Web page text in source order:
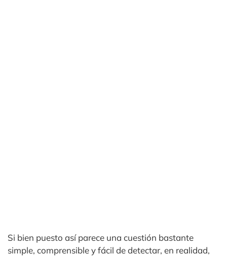
Si bien puesto así parece una cuestión bastante
simple, comprensible y fácil de detectar, en realidad,